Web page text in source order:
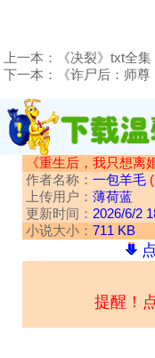
上一本：
《决裂》txt全集
下一本：
《诈尸后：师
《重生后，我只想离
作者名称： 一包羊毛
上传用户： 薄荷蓝
更新时间： 2026/6/2
小说大小： 711 KB
提醒！